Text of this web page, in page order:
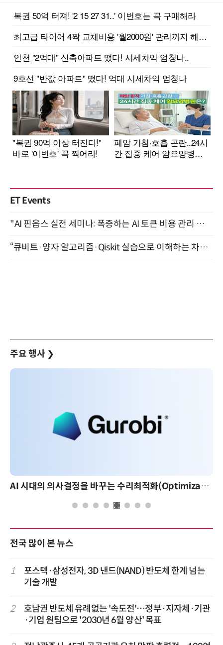
ET Events
"AI 핀옵스 실전 세미나: 폭증하는 AI 토큰 비용 관리 전략" 8월 21일 개최
“큐비트·양자 알고리즘·Qiskit 실습으로 이해하는 차세대 컴퓨팅” (8/28)
주요 행사 ❯
AI 시대의 의사결정을 바꾸는 수리최적화(Optimization): 실제 산업 적용 사례와 활용 전략
전국 많이 본 뉴스
1
포스텍·삼성전자, 3D 낸드(NAND) 반도체 한계 넘는
기술 개발
2
호남권 반도체 유례없는 '속도전'…정부·지자체·기관
·기업 원팀으로 '2030년 6월 양산' 목표